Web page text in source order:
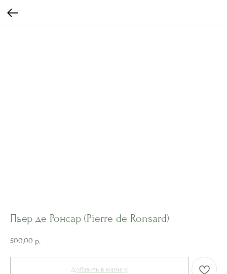
Пьер де Ронсар (Pierre de Ronsard)
500,00 р.
Добавить в корзину